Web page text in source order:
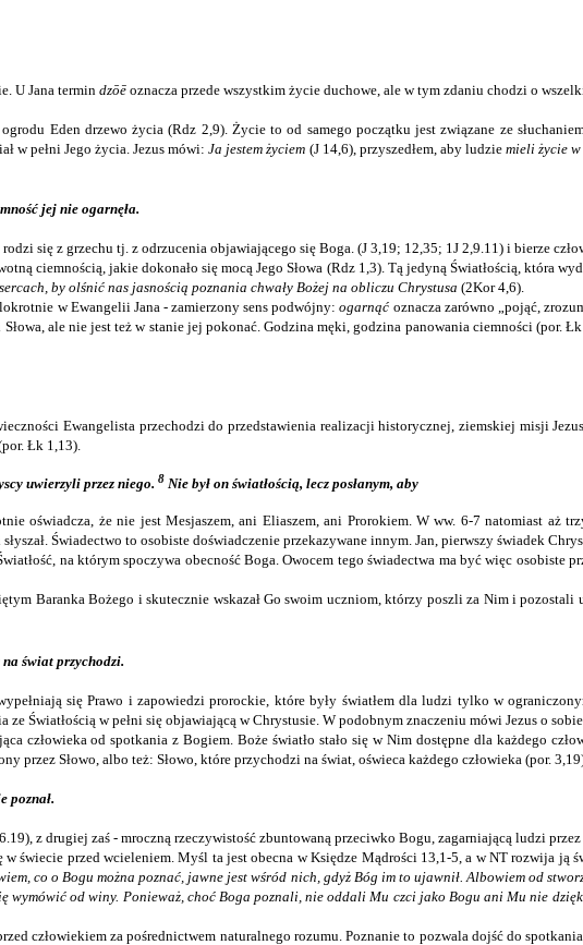
U Jana termin dzōē oznacza przede wszystkim życie duchowe, ale w tym zdaniu chodzi o
Eden drzewo życia (Rdz 2,9). Życie to od samego początku jest związane ze
w pełni Jego życia. Jezus mówi:Ja jestem życiem (J 14,6), przyszedłem, aby ludzie mieli życie
jej nie ogarnęła.
się z grzechu tj. z odrzucenia objawiającego się Boga. (J 3,19; 12,35; 1J 2,9.11) i bierze
ciemnością, jakie dokonało się mocą Jego Słowa (Rdz 1,3). Tą jedyną Światłością, która
by olśnić nas jasnością poznania chwały Bożej na obliczu Chrystusa (2Kor 4,6).
w Ewangelii Jana - zamierzony sens podwójny:ogarnąć oznacza zarówno „pojąć,
ale nie jest też w stanie jej pokonać. Godzina męki, godzina panowania ciemności (por.
Ewangelista przechodzi do przedstawienia realizacji historycznej, ziemskiej misji
Łk 1,13).
uwierzyli przez niego. 8 Nie był on światłością, lecz posłanym, aby
oświadcza, że nie jest Mesjaszem, ani Eliaszem, ani Prorokiem. W ww. 6-7 natomiast aż
Świadectwo to osobiste doświadczenie przekazywane innym. Jan, pierwszy świadek
na którym spoczywa obecność Boga. Owocem tego świadectwa ma być więc osobiste
Baranka Bożego i skutecznie wskazał Go swoim uczniom, którzy poszli za Nim i pozostali
świat przychodzi.
się Prawo i zapowiedzi prorockie, które były światłem dla ludzi tylko w
Światłością w pełni się objawiającą w Chrystusie. W podobnym znaczeniu mówi Jezus o
człowieka od spotkania z Bogiem. Boże światło stało się w Nim dostępne dla każdego
przez Słowo, albo też: Słowo, które przychodzi na świat, oświeca każdego człowieka (por.
poznał.
z drugiej zaś - mroczną rzeczywistość zbuntowaną przeciwko Bogu, zagarniającą ludzi przez
w świecie przed wcieleniem. Myśl ta jest obecna w Księdze Mądrości 13,1-5, a w NT rozwija ją
co o Bogu można poznać, jawne jest wśród nich, gdyż Bóg im to ujawnił. Albowiem od
wymówić od winy. Ponieważ, choć Boga poznali, nie oddali Mu czci jako Bogu ani Mu nie
człowiekiem za pośrednictwem naturalnego rozumu. Poznanie to pozwala dojść do